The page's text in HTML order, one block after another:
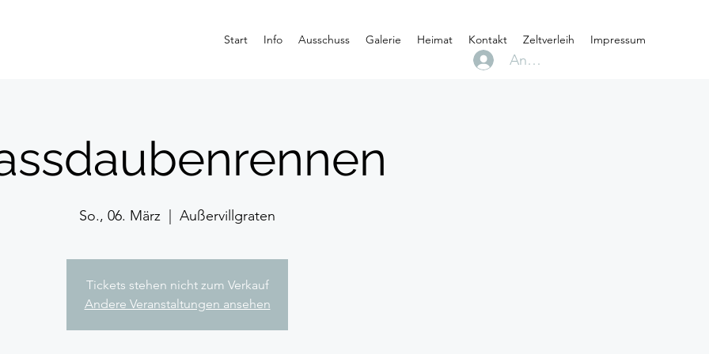
Start Info Ausschuss Galerie Heimat Kontakt Zeltverleih Impressum
Anmelden
So., 06. März Außervillgraten
Tickets stehen nicht zum Verkauf
Andere Veranstaltungen ansehen